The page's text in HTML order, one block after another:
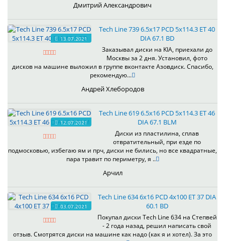
Дмитрий Александрович
13.07.2021
Tech Line 739 6.5x17 PCD 5x114.3 ET 40
DIA 67.1 BD
Заказывал диски на KIA, приехали до
Москвы за 2 дня. Установил, фото
дисков на машине выложил в группе вконтакте Азовдиск. Спасибо,
рекомендую...
Андрей Хлебородов
12.07.2021
Tech Line 619 6.5x16 PCD 5x114.3 ET 46
DIA 67.1 BLM
Диски из пластилина, сплав
отвратительный, при езде по
подмосковью, избегаю ям и прч, диски не бились, но все квадратные,
пара травит по периметру, я ..
Арчил
03.07.2021
Tech Line 634 6x16 PCD 4x100 ET 37 DIA
60.1 BD
Покупал диски Tech Line 634 на Степвей
- 2 года назад, решил написать свой
отзыв. Смотрятся диски на машине как надо (как я и хотел). За это